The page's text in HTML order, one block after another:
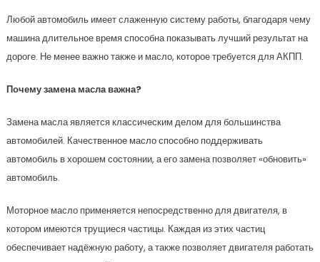
Любой автомобиль имеет слаженную систему работы, благодаря чему
машина длительное время способна показывать лучший результат на
дороге. Не менее важно также и масло, которое требуется для АКПП.
Почему замена масла важна?
Замена масла является классическим делом для большинства
автомобилей. Качественное масло способно поддерживать
автомобиль в хорошем состоянии, а его замена позволяет «обновить»
автомобиль.
Моторное масло применяется непосредственно для двигателя, в
котором имеются трущиеся частицы. Каждая из этих частиц
обеспечивает надёжную работу, а также позволяет двигателя работать